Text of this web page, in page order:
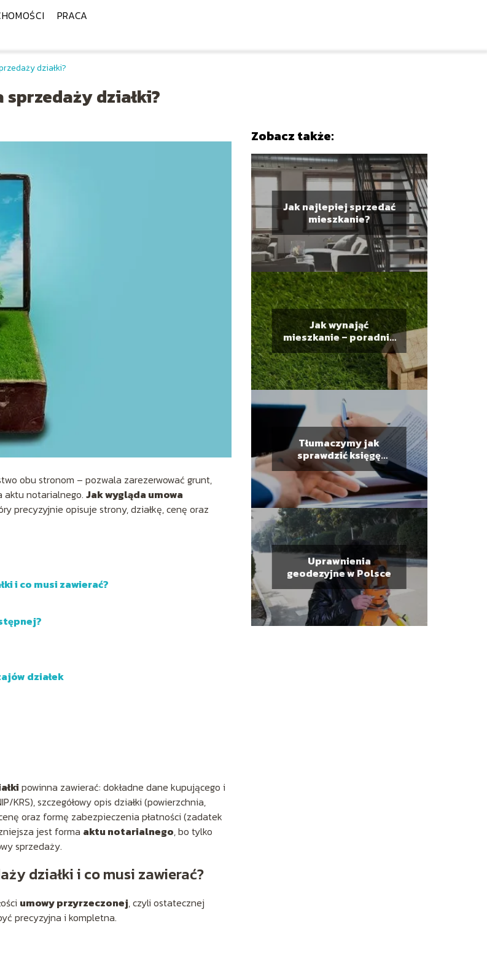
PRACA
działki?
działki?
obu stronom – pozwala zarezerwować grunt,
aktu notarialnego. Jak wygląda umowa
precyzyjnie opisuje strony, działkę, cenę oraz
i co musi zawierać?
działek
powinna zawierać: dokładne dane kupującego i
KRS), szczegółowy opis działki (powierzchnia,
oraz formę zabezpieczenia płatności (zadatek
jest forma aktu notarialnego, bo tylko
sprzedaży.
działki i co musi zawierać?
umowy przyrzeczonej, czyli ostatecznej
precyzyjna i kompletna.
Zobacz także:
Jak najlepiej sprzedać
mieszkanie?
Jak wynająć
mieszkanie – poradnik
dla wynajmującego
Tłumaczymy jak
sprawdzić księgę
wieczystą
Uprawnienia
geodezyjne w Polsce